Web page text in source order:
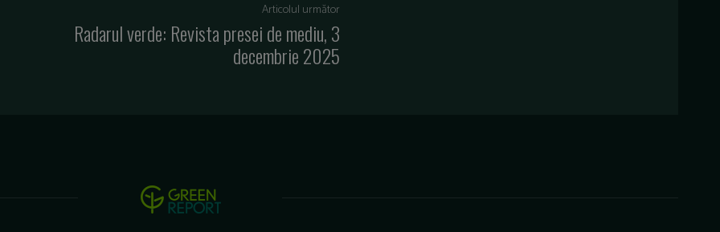
Articolul următor
Radarul verde: Revista presei de mediu, 3
decembrie 2025